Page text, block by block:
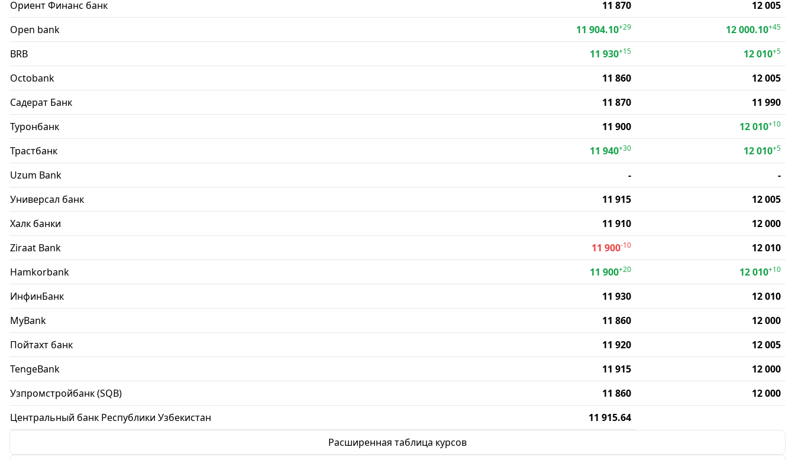
Ориент Финанс банк 11 870
12 005
Open bank
11 904.10+29 12 000.10+45
BRB 11 930+15 12 010+5
Octobank 11 860
12 005
Садерат Банк
11 870
11 990
Туронбанк
11 900 12 010+10
Трастбанк 11 940+30 12 010+5
Uzum Bank -
-
Универсал банк
11 915
12 005
Халк банки
11 910
12 000
Ziraat Bank
11 900-10
12 010
Hamkorbank
11 900+20 12 010+10
ИнфинБанк 11 930
12 010
MyBank
11 860
12 000
Пойтахт банк
11 920
12 005
TengeBank
11 915
12 000
Узпромстройбанк (SQB)
11 860
12 000
Центральный банк Республики Узбекистан
11 915.64
Расширенная таблица курсов